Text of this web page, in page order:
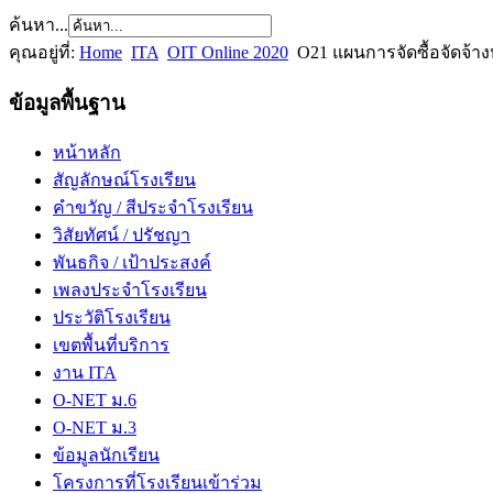
ค้นหา...
คุณอยู่ที่: Home ITA OIT Online 2020 O21 แผนการจัดซื้อจัดจ้า
ข้อมูลพื้นฐาน
หน้าหลัก
สัญลักษณ์โรงเรียน
คำขวัญ / สีประจำโรงเรียน
วิสัยทัศน์ / ปรัชญา
พันธกิจ / เป้าประสงค์
เพลงประจำโรงเรียน
ประวัติโรงเรียน
เขตพื้นที่บริการ
งาน ITA
O-NET ม.6
O-NET ม.3
ข้อมูลนักเรียน
โครงการที่โรงเรียนเข้าร่วม